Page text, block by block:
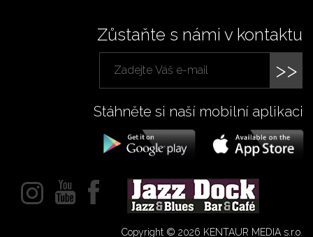
Zůstaňte s námi v kontaktu
>>
Stáhněte si naší mobilní aplikaci
Copyright © 2026 KENTAUR MEDIA s.r.o.